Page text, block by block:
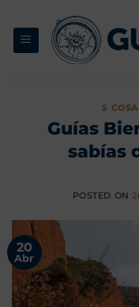
contenido
5
Guías
sabías
POSTED ON
20
Abr